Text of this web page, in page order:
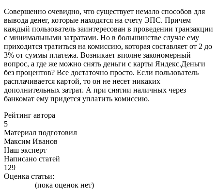
Совершенно очевидно, что существует немало способов для
вывода денег, которые находятся на счету ЭПС. Причем
каждый пользователь заинтересован в проведении транзакции
с минимальными затратами. Но в большинстве случае ему
приходится тратиться на комиссию, которая составляет от 2 до
3% от суммы платежа. Возникает вполне закономерный
вопрос, а где же можно снять деньги с карты Яндекс.Деньги
без процентов? Все достаточно просто. Если пользователь
расплачивается картой, то он не несет никаких
дополнительных затрат. А при снятии наличных через
банкомат ему придется уплатить комиссию.
Рейтинг автора
5
Материал подготовил
Максим Иванов
Наш эксперт
Написано статей
129
Оценка статьи:
(пока оценок нет)